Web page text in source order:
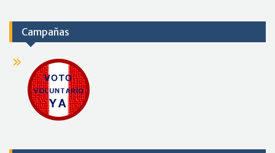
Campañas